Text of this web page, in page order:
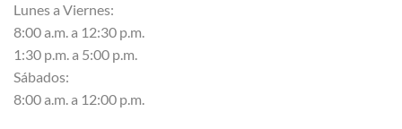
Lunes a Viernes:
8:00 a.m. a 12:30 p.m.
1:30 p.m. a 5:00 p.m.
Sábados:
8:00 a.m. a 12:00 p.m.